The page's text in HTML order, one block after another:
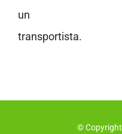
un
transportista.
© Copyright